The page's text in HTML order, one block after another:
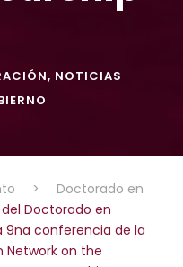
, NOTICIAS
>
Doctorado en
Doctorado en
9na conferencia de la
Network on the